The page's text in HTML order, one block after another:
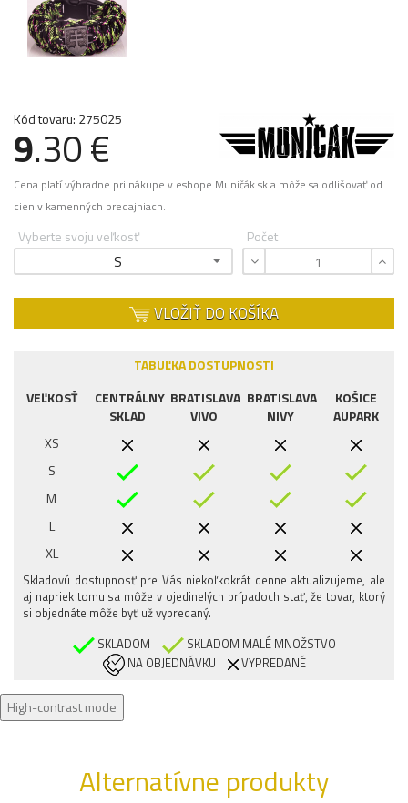
Kód tovaru: 275025
9.30 €
Cena platí výhradne pri nákupe v eshope Muničák.sk a môže sa odlišovať od
cien v kamenných predajniach.
Vyberte svoju veľkosť
S
Počet
VLOŽIŤ DO KOŠÍKA
TABUĽKA DOSTUPNOSTI
VEĽKOSŤ
CENTRÁLNY
SKLAD
BRATISLAVA
VIVO
BRATISLAVA
NIVY
KOŠICE
AUPARK
XS
S
M
L
XL
Skladovú dostupnosť pre Vás niekoľkokrát denne aktualizujeme, ale
aj napriek tomu sa môže v ojedinelých prípadoch stať, že tovar, ktorý
si objednáte môže byť už vypredaný.
SKLADOM
SKLADOM MALÉ MNOŽSTVO
NA OBJEDNÁVKU
VYPREDANÉ
High-contrast mode
Alternatívne produkty